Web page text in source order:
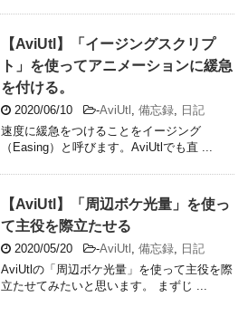
【AviUtl】「イージングスクリプ
ト」を使ってアニメーションに緩急
を付ける。
2020/06/10 -AviUtl 備忘録
日記
速度に緩急をつけることをイージング
（Easing）と呼びます。AviUtlでも直 ...
【AviUtl】「周辺ボケ光量」を使っ
て主役を際立たせる
2020/05/20 -AviUtl 備忘録
日記
AviUtlの「周辺ボケ光量」を使って主役を際
立たせてみたいと思います。 まずじ ...